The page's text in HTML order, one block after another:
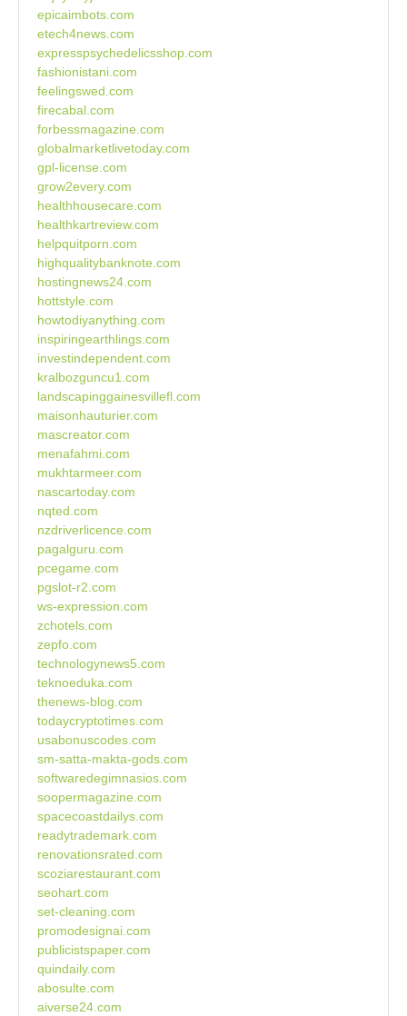
epicaimbots.com
etech4news.com
expresspsychedelicsshop.com
fashionistani.com
feelingswed.com
firecabal.com
forbessmagazine.com
globalmarketlivetoday.com
gpl-license.com
grow2every.com
healthhousecare.com
healthkartreview.com
helpquitporn.com
highqualitybanknote.com
hostingnews24.com
hottstyle.com
howtodiyanything.com
inspiringearthlings.com
investindependent.com
kralbozguncu1.com
landscapinggainesvillefl.com
maisonhauturier.com
mascreator.com
menafahmi.com
mukhtarmeer.com
nascartoday.com
nqted.com
nzdriverlicence.com
pagalguru.com
pcegame.com
pgslot-r2.com
ws-expression.com
zchotels.com
zepfo.com
technologynews5.com
teknoeduka.com
thenews-blog.com
todaycryptotimes.com
usabonuscodes.com
sm-satta-makta-gods.com
softwaredegimnasios.com
soopermagazine.com
spacecoastdailys.com
readytrademark.com
renovationsrated.com
scoziarestaurant.com
seohart.com
set-cleaning.com
promodesignai.com
publicistspaper.com
quindaily.com
abosulte.com
aiverse24.com